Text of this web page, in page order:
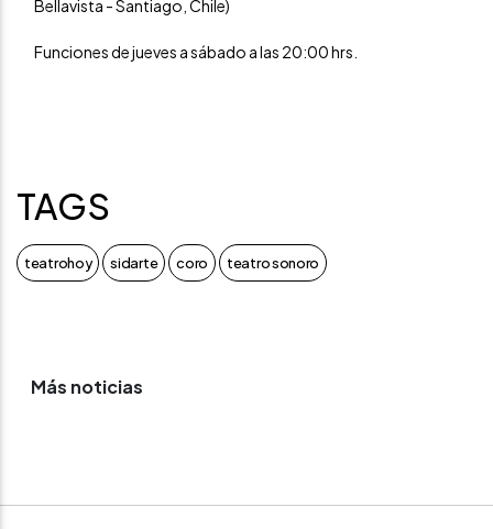
Bellavista - Santiago, Chile)
Funciones de jueves a sábado a las 20:00 hrs.
TAGS
teatrohoy sidarte coro teatro sonoro
Más noticias